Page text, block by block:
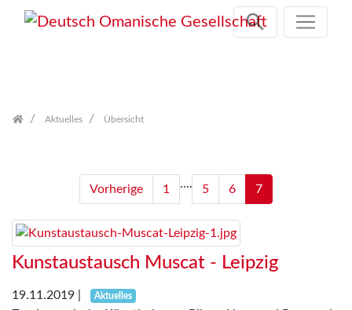
Aktuelles Übersicht
Vorherige 1 .... 5 6 7
Kunstaustausch Muscat - Leipzig
19.11.2019 Aktuelles